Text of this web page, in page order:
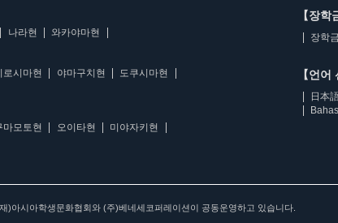
나라현 와카야마현
로시마현 야마구치현
도쿠시마현
마모토현 오이타현
미야자키현
【장학
장학
【언어
日本
)아시아학생문화협회와 (주)베네세코퍼레이션이 공동운영하고 있습니다.